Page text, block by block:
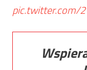
pic.twitter.com/